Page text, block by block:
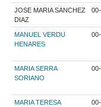
JOSE MARIA SANCHEZ
DIAZ
00-
MANUEL VERDU
HENARES
00-
MARIA SERRA
SORIANO
00-
MARIA TERESA
00-